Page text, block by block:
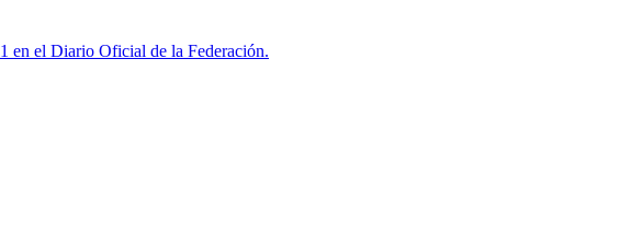
en el Diario Oficial de la Federación.